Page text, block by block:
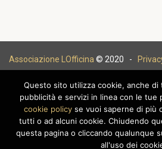
Associazione LOfficina © 2020 -
Questo sito utilizza cookie, anche
pubblicità e servizi in linea con le tue
cookie policyse vuoi saperne di più
tutti o ad alcuni cookie. Chiudendo
questa pagina o cliccando qualunque
all'uso dei